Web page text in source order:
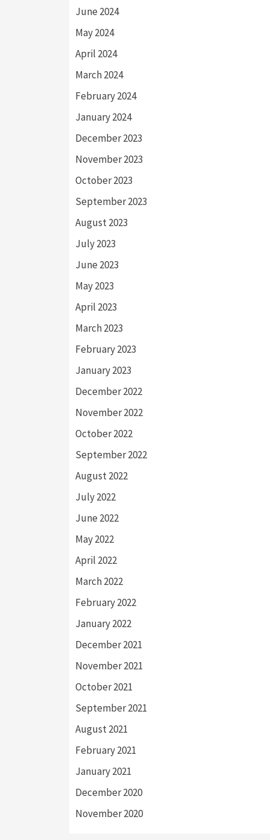
June 2024
May 2024
April 2024
March 2024
February 2024
January 2024
December 2023
November 2023
October 2023
September 2023
August 2023
July 2023
June 2023
May 2023
April 2023
March 2023
February 2023
January 2023
December 2022
November 2022
October 2022
September 2022
August 2022
July 2022
June 2022
May 2022
April 2022
March 2022
February 2022
January 2022
December 2021
November 2021
October 2021
September 2021
August 2021
February 2021
January 2021
December 2020
November 2020